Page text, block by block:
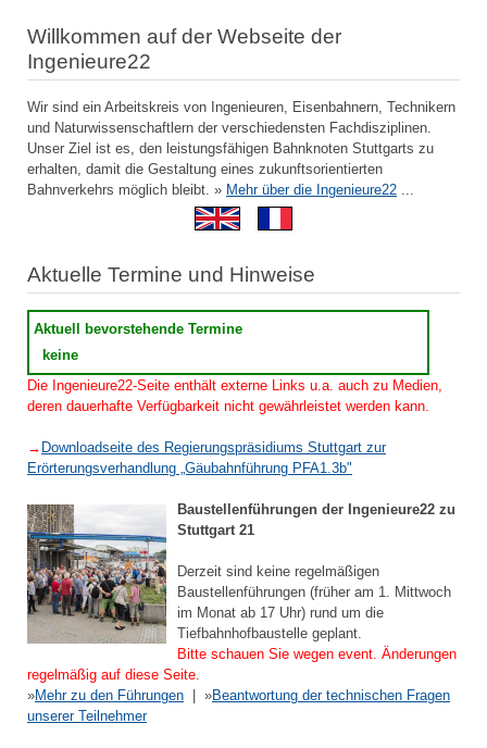
Willkommen auf der Webseite der
Ingenieure22
Wir sind ein Arbeitskreis von Ingenieuren, Eisenbahnern, Technikern
und Naturwissenschaftlern der verschiedensten Fachdisziplinen.
Unser Ziel ist es, den leistungsfähigen Bahnknoten Stuttgarts zu
erhalten, damit die Gestaltung eines zukunftsorientierten
Bahnverkehrs möglich bleibt. » Mehr über die Ingenieure22
Aktuelle Termine und Hinweise
Aktuell bevorstehende Termine
keine
Die Ingenieure22-Seite enthält externe Links u.a. auch zu Medien,
deren dauerhafte Verfügbarkeit nicht gewährleistet werden kann.
→ Downloadseite des Regierungspräsidiums Stuttgart zur
Erörterungsverhandlung „Gäubahnführung PFA1.3b"
Baustellenführungen der Ingenieure22 zu
Stuttgart 21
Derzeit sind keine regelmäßigen
Baustellenführungen (früher am 1. Mittwoch
im Monat ab 17 Uhr) rund um die
Tiefbahnhofbaustelle geplant.
Bitte schauen Sie wegen event. Änderungen
regelmäßig auf diese Seite.
»Mehr zu den Führungen | »Beantwortung der technischen Fragen
unserer Teilnehmer